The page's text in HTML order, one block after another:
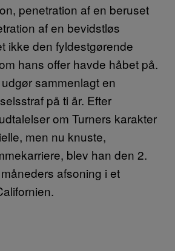
penetration af en beruset
af en bevidstløs
ikke den fyldestgørende
hans offer havde håbet på.
sammenlagt en
på ti år. Efter
om Turners karakter
men nu knuste,
blev han den 2.
afsoning i et